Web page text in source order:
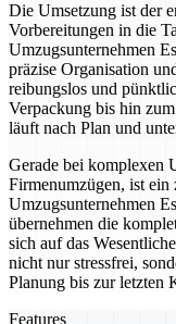
Die Umsetzung ist der
Vorbereitungen in die
Umzugsunternehmen
präzise Organisation
reibungslos und
Verpackung bis hin
läuft nach Plan und
Gerade bei komplexen
Firmenumzügen, ist ein
Umzugsunternehmen
übernehmen die
sich auf das
nicht nur stressfrei,
Planung bis zur letzten
Features